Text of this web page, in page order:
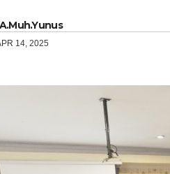
A.Muh.Yunus
14, 2025